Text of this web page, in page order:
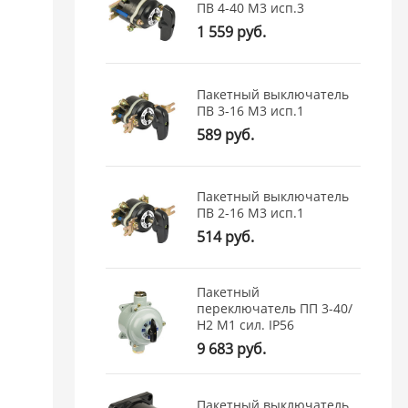
ПВ 4-40 М3 исп.3
1 559 руб.
Пакетный выключатель
ПВ 3-16 М3 исп.1
589 руб.
Пакетный выключатель
ПВ 2-16 М3 исп.1
514 руб.
Пакетный
переключатель ПП 3-40/
Н2 М1 сил. IP56
9 683 руб.
Пакетный выключатель